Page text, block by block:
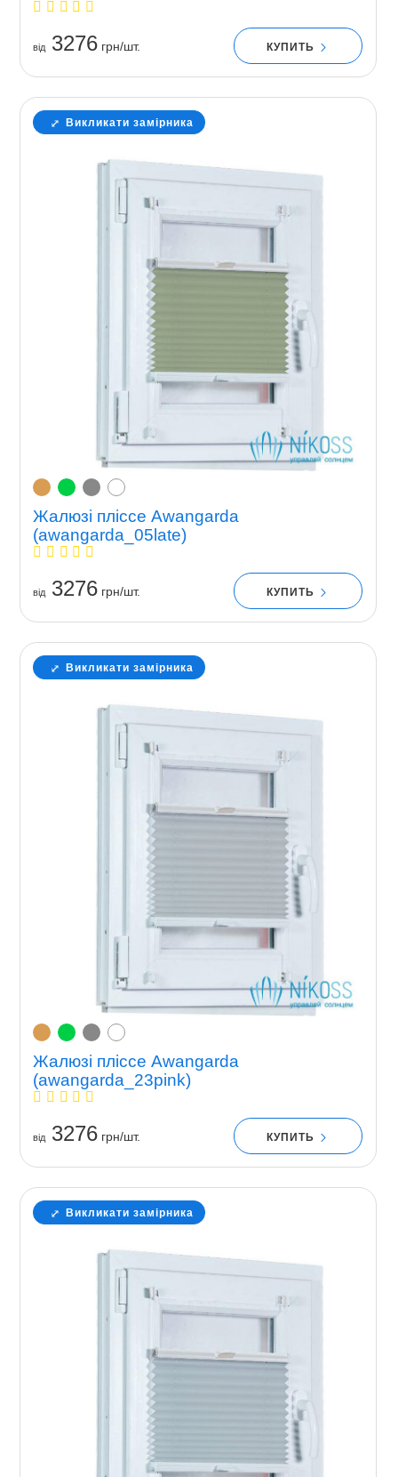
вiд3276грн/шт. КУПИТЬ
Викликати замірника
Жалюзі пліссе Awangarda
(awangarda_05late)
вiд3276грн/шт. КУПИТЬ
Викликати замірника
Жалюзі пліссе Awangarda
(awangarda_23pink)
вiд3276грн/шт. КУПИТЬ
Викликати замірника